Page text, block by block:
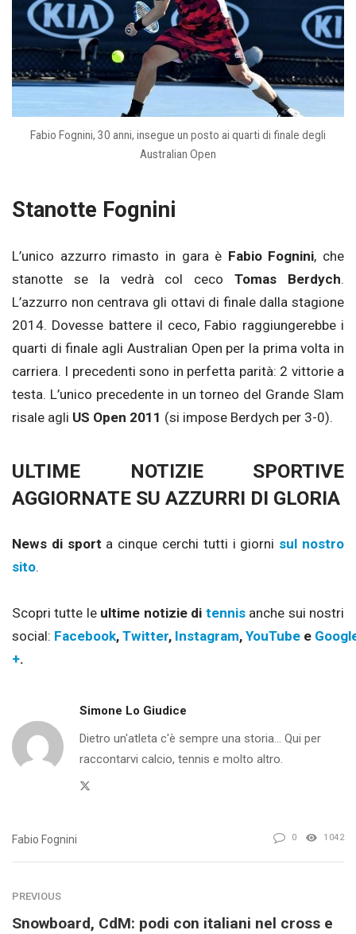
Fabio Fognini, 30 anni, insegue un posto ai quarti di finale degli
Australian Open
Stanotte Fognini
L’unico azzurro rimasto in gara è Fabio Fognini, che
stanotte se la vedrà col cecoTomas Berdych.
L’azzurro non centrava gli ottavi di finale dalla stagione
2014. Dovesse battere il ceco, Fabio raggiungerebbe i
quarti di finale agli Australian Open per la prima volta in
carriera. I precedenti sono in perfetta parità: 2 vittorie a
testa. L’unico precedente in un torneo del Grande Slam
risale agli US Open 2011 (si impose Berdych per 3-0).
ULTIME NOTIZIE SPORTIVE
AGGIORNATE SU AZZURRI DI GLORIA
News di sport a cinque cerchi tutti i giorni sul nostro
sito.
Scopri tutte le ultime notizie di tennis anche sui nostri
social: Facebook, Twitter, Instagram, YouTube e
+.
Simone Lo Giudice
Dietro un'atleta c'è sempre una storia... Qui per
raccontarvi calcio, tennis e molto altro.
Fabio Fognini 0 1042
PREVIOUS
Snowboard, CdM: podi con italiani nel cross e